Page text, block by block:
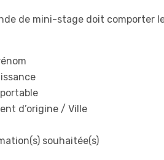
de mini-stage doit comporter
d’origine / Ville
souhaitée(s)